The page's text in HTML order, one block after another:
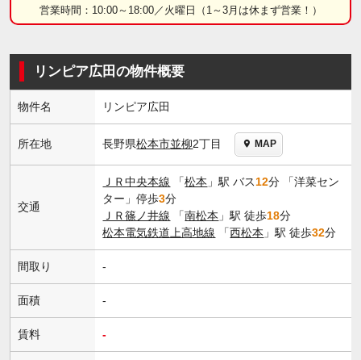
営業時間：10:00～18:00／火曜日（1～3月は休まず営業！）
リンピア広田の物件概要
物件名 リンピア広田
所在地 長野県松本市並柳2丁目 MAP
交通
ＪＲ中央本線 「松本 」駅 バス12分 「洋菜セン
ター」停歩3分
ＪＲ篠ノ井線 「南松本 」駅 徒歩18分
松本電気鉄道上高地線 「西松本 」駅 徒歩32分
間取り -
面積 -
賃料 -